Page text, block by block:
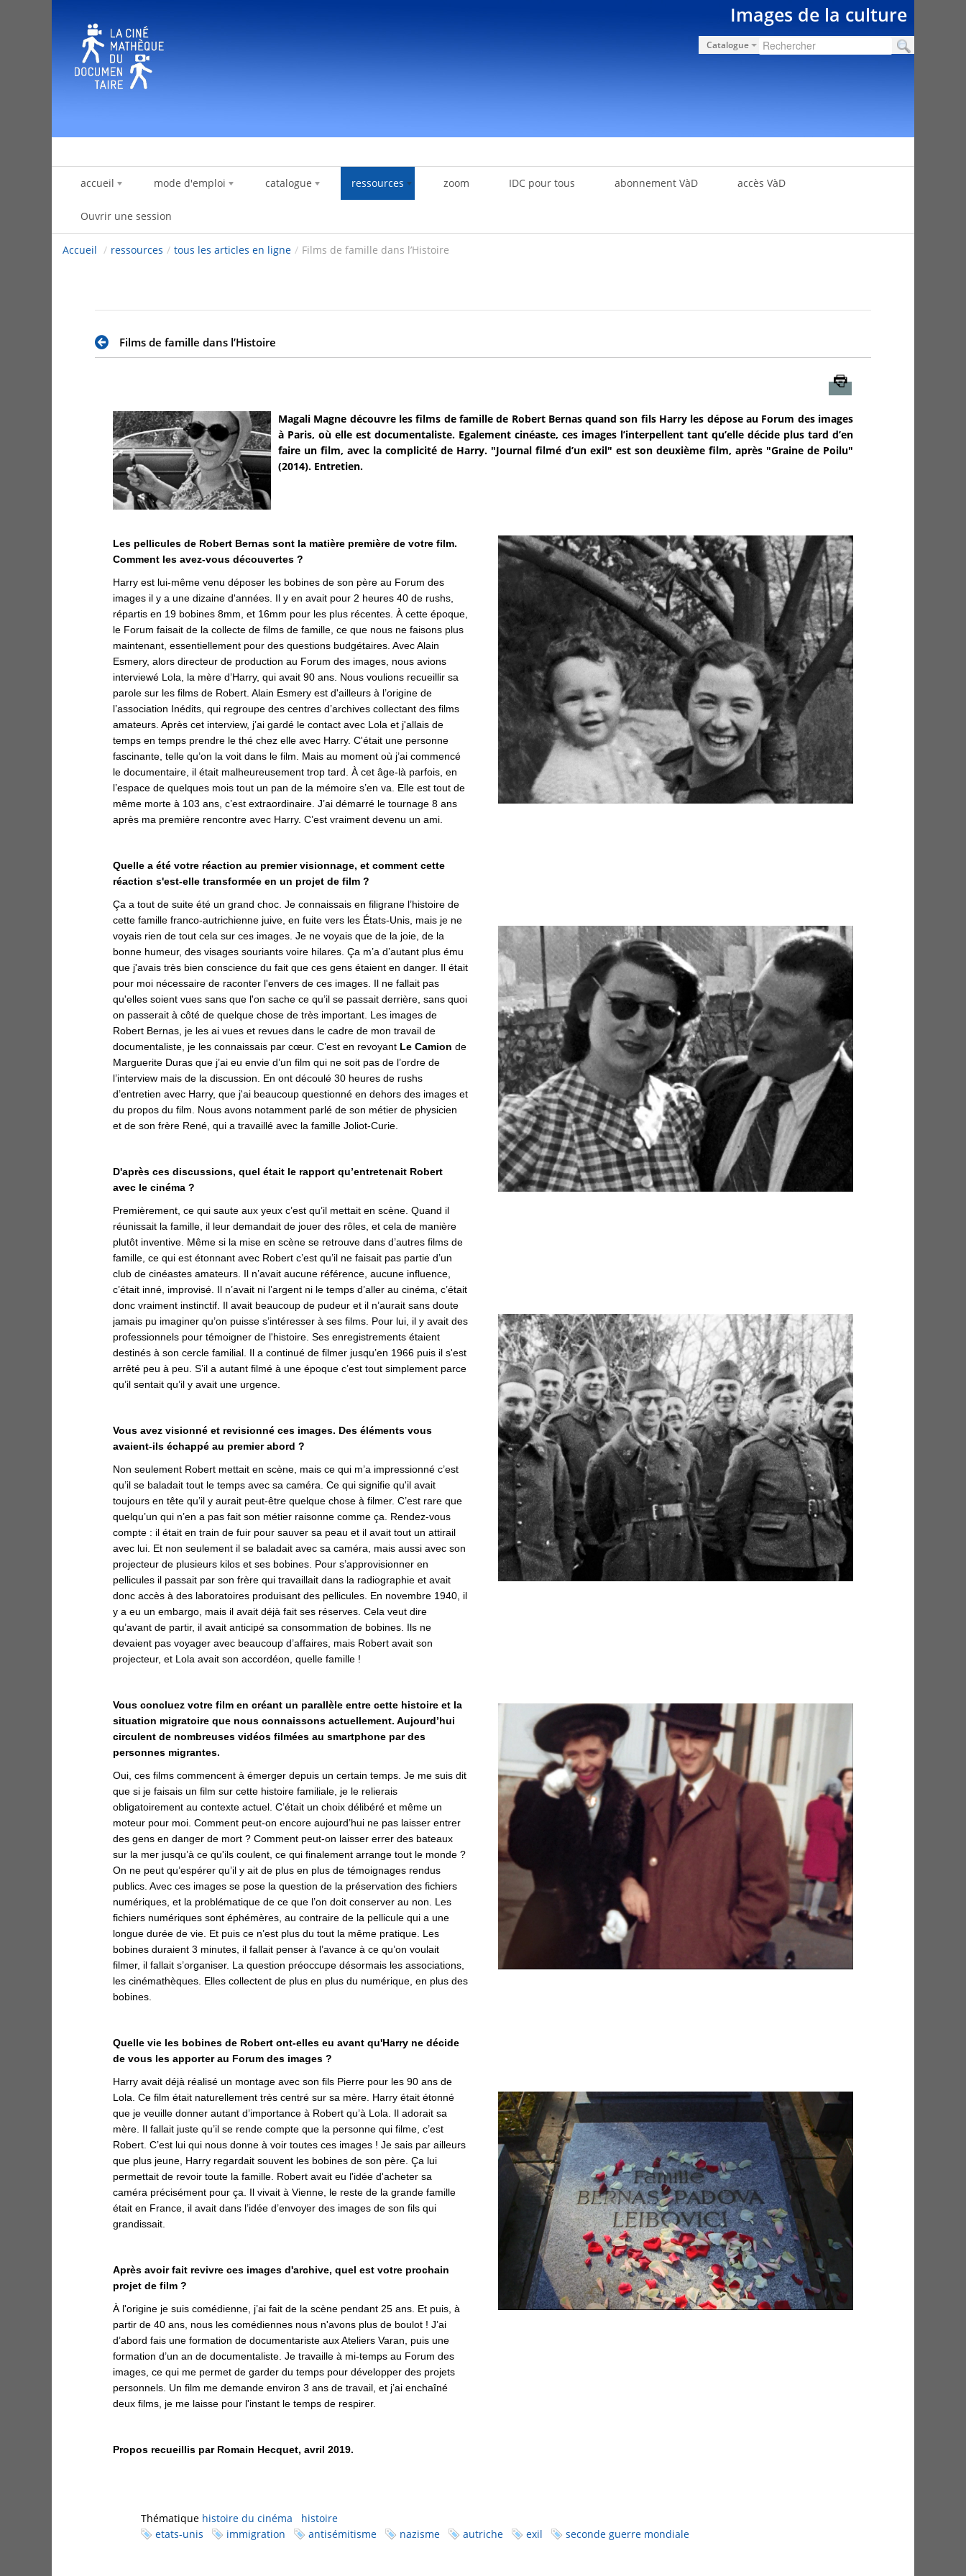
Images de la culture
Catalogue
accueil mode d'emploi catalogue ressources zoom IDC pour tous abonnement VàD accès VàD
Ouvrir une session
Accueil / ressources / tous les articles en ligne / Films de famille dans l’Histoire
Films de famille dans l’Histoire
Magali Magne découvre les films de famille de Robert Bernas quand son fils Harry les dépose au Forum des images
à Paris, où elle est documentaliste. Egalement cinéaste, ces images l’interpellent tant qu’elle décide plus tard d’en
faire un film, avec la complicité de Harry. "Journal filmé d’un exil" est son deuxième film, après "Graine de Poilu"
(2014). Entretien.
Les pellicules de Robert Bernas sont la matière première de votre film.
Comment les avez-vous découvertes ?
Harry est lui-même venu déposer les bobines de son père au Forum des
images il y a une dizaine d'années. Il y en avait pour 2 heures 40 de rushs,
répartis en 19 bobines 8mm, et 16mm pour les plus récentes. À cette époque,
le Forum faisait de la collecte de films de famille, ce que nous ne faisons plus
maintenant, essentiellement pour des questions budgétaires. Avec Alain
Esmery, alors directeur de production au Forum des images, nous avions
interviewé Lola , la mère d’Harry, qui avait 90 ans. Nous voulions recueillir sa
parole sur les films de Robert. Alain Esmery est d'ailleurs à l’origine de
l’association Inédits, qui regroupe des centres d’archives collectant des films
amateurs. Après cet interview, j’ai gardé le contact avec Lola et j'allais de
temps en temps prendre le thé chez elle avec Harry. C'était une personne
fascinante, telle qu’on la voit dans le film. Mais au moment où j’ai commencé
le documentaire, il était malheureusement trop tard. À cet âge-là parfois, en
l’espace de quelques mois tout un pan de la mémoire s’en va. Elle est tout de
même morte à 103 ans, c’est extraordinaire. J’ai démarré le tournage 8 ans
après ma première rencontre avec Harry. C’est vraiment devenu un ami.
Quelle a été votre réaction au premier visionnage, et comment cette
réaction s'est-elle transformée en un projet de film ?
Ça a tout de suite été un grand choc. Je connaissais en filigrane l’histoire de
cette famille franco-autrichienne juive, en fuite vers les États-Unis, mais je ne
voyais rien de tout cela sur ces images. Je ne voyais que de la joie, de la
bonne humeur, des visages souriants voire hilares. Ça m’a d’autant plus ému
que j'avais très bien conscience du fait que ces gens étaient en danger. Il était
pour moi nécessaire de raconter l'envers de ces images. Il ne fallait pas
qu'elles soient vues sans que l'on sache ce qu’il se passait derrière, sans quoi
on passerait à côté de quelque chose de très important. Les images de
Robert Bernas, je les ai vues et revues dans le cadre de mon travail de
documentaliste, je les connaissais par cœur. C’est en revoyant Le Camion de
Marguerite Duras que j’ai eu envie d’un film qui ne soit pas de l’ordre de
l’interview mais de la discussion. En ont découlé 30 heures de rushs
d’entretien avec Harry, que j'ai beaucoup questionné en dehors des images et
du propos du film. Nous avons notamment parlé de son métier de physicien
et de son frère René, qui a travaillé avec la famille Joliot-Curie.
D'après ces discussions, quel était le rapport qu’entretenait Robert
avec le cinéma ?
Premièrement, ce qui saute aux yeux c’est qu’il mettait en scène. Quand il
réunissait la famille, il leur demandait de jouer des rôles, et cela de manière
plutôt inventive. Même si la mise en scène se retrouve dans d’autres films de
famille, ce qui est étonnant avec Robert c’est qu’il ne faisait pas partie d’un
club de cinéastes amateurs. Il n’avait aucune référence, aucune influence,
c’était inné, improvisé. Il n’avait ni l’argent ni le temps d’aller au cinéma, c’était
donc vraiment instinctif. Il avait beaucoup de pudeur et il n’aurait sans doute
jamais pu imaginer qu’on puisse s’intéresser à ses films. Pour lui, il y avait des
professionnels pour témoigner de l'histoire. Ses enregistrements étaient
destinés à son cercle familial. Il a continué de filmer jusqu’en 1966 puis il s'est
arrêté peu à peu. S’il a autant filmé à une époque c’est tout simplement parce
qu’il sentait qu’il y avait une urgence.
Vous avez visionné et revisionné ces images. Des éléments vous
avaient-ils échappé au premier abord ?
Non seulement Robert mettait en scène, mais ce qui m’a impressionné c’est
qu’il se baladait tout le temps avec sa caméra. Ce qui signifie qu'il avait
toujours en tête qu’il y aurait peut-être quelque chose à filmer. C’est rare que
quelqu’un qui n’en a pas fait son métier raisonne comme ça. Rendez-vous
compte : il était en train de fuir pour sauver sa peau et il avait tout un attirail
avec lui. Et non seulement il se baladait avec sa caméra, mais aussi avec son
projecteur de plusieurs kilos et ses bobines. Pour s’approvisionner en
pellicules il passait par son frère qui travaillait dans la radiographie et avait
donc accès à des laboratoires produisant des pellicules. En novembre 1940, il
y a eu un embargo, mais il avait déjà fait ses réserves. Cela veut dire
qu’avant de partir, il avait anticipé sa consommation de bobines. Ils ne
devaient pas voyager avec beaucoup d’affaires, mais Robert avait son
projecteur, et Lola avait son accordéon, quelle famille !
Vous concluez votre film en créant un parallèle entre cette histoire et la
situation migratoire que nous connaissons actuellement. Aujourd’hui
circulent de nombreuses vidéos filmées au smartphone par des
personnes migrantes.
Oui, ces films commencent à émerger depuis un certain temps. Je me suis dit
que si je faisais un film sur cette histoire familiale, je le relierais
obligatoirement au contexte actuel. C’était un choix délibéré et même un
moteur pour moi. Comment peut-on encore aujourd’hui ne pas laisser entrer
des gens en danger de mort ? Comment peut-on laisser errer des bateaux
sur la mer jusqu’à ce qu'ils coulent, ce qui finalement arrange tout le monde ?
On ne peut qu’espérer qu’il y ait de plus en plus de témoignages rendus
publics. Avec ces images se pose la question de la préservation des fichiers
numériques, et la problématique de ce que l’on doit conserver au non. Les
fichiers numériques sont éphémères, au contraire de la pellicule qui a une
longue durée de vie. Et puis ce n’est plus du tout la même pratique. Les
bobines duraient 3 minutes, il fallait penser à l’avance à ce qu’on voulait
filmer, il fallait s’organiser. La question préoccupe désormais les associations,
les cinémathèques. Elles collectent de plus en plus du numérique, en plus des
bobines.
Quelle vie les bobines de Robert ont-elles eu avant qu'Harry ne décide
de vous les apporter au Forum des images ?
Harry avait déjà réalisé un montage avec son fils Pierre pour les 90 ans de
Lola. Ce film était naturellement très centré sur sa mère. Harry était étonné
que je veuille donner autant d’importance à Robert qu’à Lola. Il adorait sa
mère. Il fallait juste qu’il se rende compte que la personne qui filme, c’est
Robert. C’est lui qui nous donne à voir toutes ces images ! Je sais par ailleurs
que plus jeune, Harry regardait souvent les bobines de son père. Ça lui
permettait de revoir toute la famille. Robert avait eu l'idée d'acheter sa
caméra précisément pour ça. Il vivait à Vienne, le reste de la grande famille
était en France, il avait dans l’idée d’envoyer des images de son fils qui
grandissait.
Après avoir fait revivre ces images d'archive, quel est votre prochain
projet de film ?
À l'origine je suis comédienne, j’ai fait de la scène pendant 25 ans. Et puis, à
partir de 40 ans, nous les comédiennes nous n'avons plus de boulot ! J’ai
d’abord fais une formation de documentariste aux Ateliers Varan, puis une
formation d’un an de documentaliste. Je travaille à mi-temps au Forum des
images, ce qui me permet de garder du temps pour développer des projets
personnels. Un film me demande environ 3 ans de travail, et j’ai enchaîné
deux films, je me laisse pour l'instant le temps de respirer.
Propos recueillis par Romain Hecquet, avril 2019.
Thématique histoire du cinéma
histoire
etats-unis
immigration antisémitisme nazisme autriche exil seconde guerre mondiale